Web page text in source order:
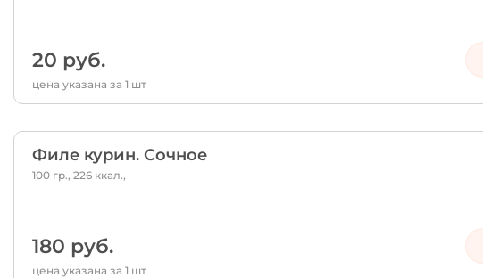
20 руб.
цена указана за 1 шт
Филе курин. Сочное
100 гр., 226 ккал.,
180 руб.
цена указана за 1 шт